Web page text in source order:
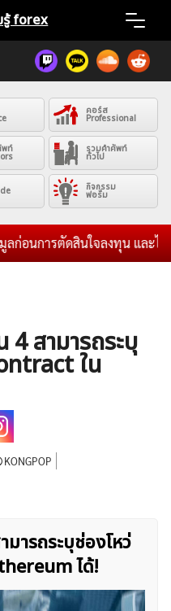
รู้ forex
คอร์ส
Professional
พท์ รวมคำศัพท์
ทั่วไป
กิจกรรม
ฟอรั่ม
การตัดสินใจลงทุน และไม่รับร
อร์เรนซี
ฟรีซิกแนล รายวัน
-หุ้น
พันธบัตร
4 สามารถระบุ
ใน
KONGPOP
ารถระบุช่องโหว่
ได้!